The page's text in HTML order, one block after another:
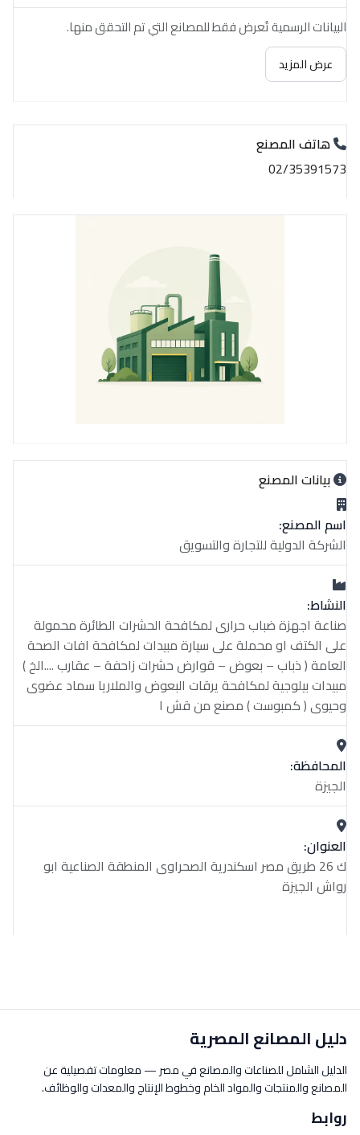
البيانات الرسمية تُعرض فقط للمصانع التي تم التحقق منها.
عرض المزيد
هاتف المصنع
02/35391573
بيانات المصنع
اسم المصنع:
الشركة الدولية للتجارة والتسويق
النشاط:
صناعة اجهزة ضباب حرارى لمكافحة الحشرات الطائرة محمولة
على الكتف او محملة على سيارة مبيدات لمكافحة افات الصحة
العامة ( ذباب – بعوض – قوارض حشرات زاحفة – عقارب ....الخ )
مبيدات بيلوجية لمكافحة يرقات البعوض والملاريا سماد عضوى
وحيوى ( كمبوست ) مصنع من قش ا
المحافظة:
الجيزة
العنوان:
ك 26 طريق مصر اسكندرية الصحراوى المنطقة الصناعية ابو
رواش الجيزة
دليل المصانع المصرية
الدليل الشامل للصناعات والمصانع في مصر — معلومات تفصيلية عن
المصانع والمنتجات والمواد الخام وخطوط الإنتاج والمعدات والوظائف.
روابط